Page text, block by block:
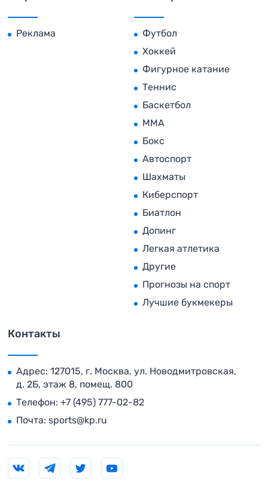
Реклама
Футбол
Хоккей
Фигурное катание
Теннис
Баскетбол
MMA
Бокс
Автоспорт
Шахматы
Киберспорт
Биатлон
Допинг
Легкая атлетика
Другие
Прогнозы на спорт
Лучшие букмекеры
Контакты
Адрес: 127015, г. Москва, ул. Новодмитровская,
д. 2Б, этаж 8, помещ. 800
Телефон: +7 (495) 777-02-82
Почта: sports@kp.ru